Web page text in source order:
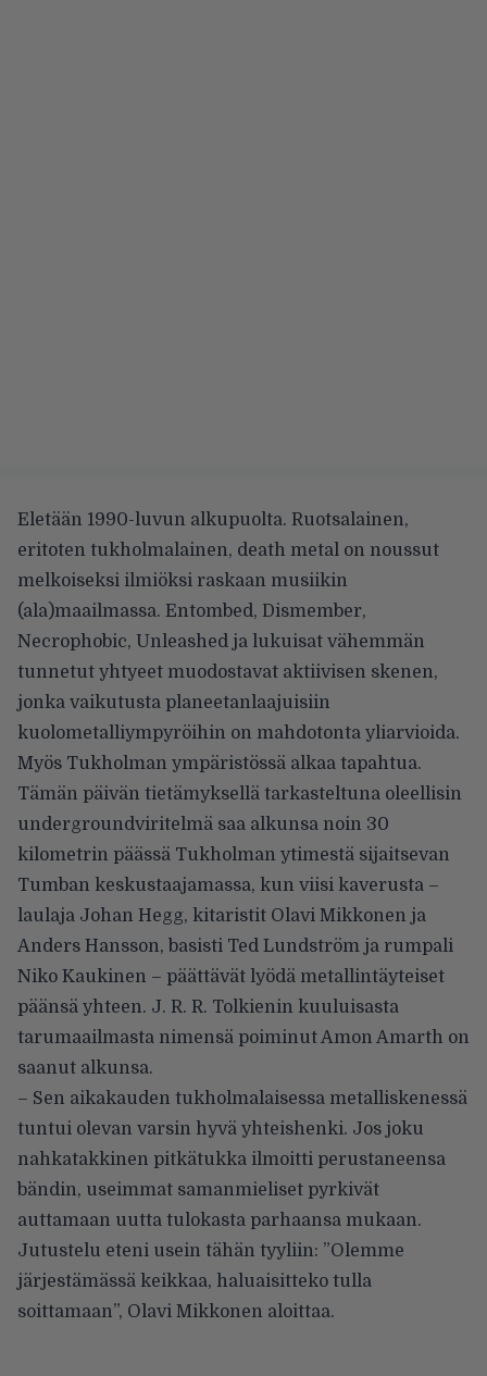
Eletään 1990-luvun alkupuolta. Ruotsalainen,
eritoten tukholmalainen, death metal on noussut
melkoiseksi ilmiöksi raskaan musiikin
(ala)maailmassa. Entombed, Dismember,
Necrophobic, Unleashed ja lukuisat vähemmän
tunnetut yhtyeet muodostavat aktiivisen skenen,
jonka vaikutusta planeetanlaajuisiin
kuolometalliympyröihin on mahdotonta yliarvioida.
Myös Tukholman ympäristössä alkaa tapahtua.
Tämän päivän tietämyksellä tarkasteltuna oleellisin
undergroundviritelmä saa alkunsa noin 30
kilometrin päässä Tukholman ytimestä sijaitsevan
Tumban keskustaajamassa, kun viisi kaverusta –
laulaja Johan Hegg, kitaristit Olavi Mikkonen ja
Anders Hansson, basisti Ted Lundström ja rumpali
Niko Kaukinen – päättävät lyödä metallintäyteiset
päänsä yhteen. J. R. R. Tolkienin kuuluisasta
tarumaailmasta nimensä poiminut Amon Amarth on
saanut alkunsa.
– Sen aikakauden tukholmalaisessa metalliskenessä
tuntui olevan varsin hyvä yhteishenki. Jos joku
nahkatakkinen pitkätukka ilmoitti perustaneensa
bändin, useimmat samanmieliset pyrkivät
auttamaan uutta tulokasta parhaansa mukaan.
Jutustelu eteni usein tähän tyyliin: ”Olemme
järjestämässä keikkaa, haluaisitteko tulla
soittamaan”, Olavi Mikkonen aloittaa.